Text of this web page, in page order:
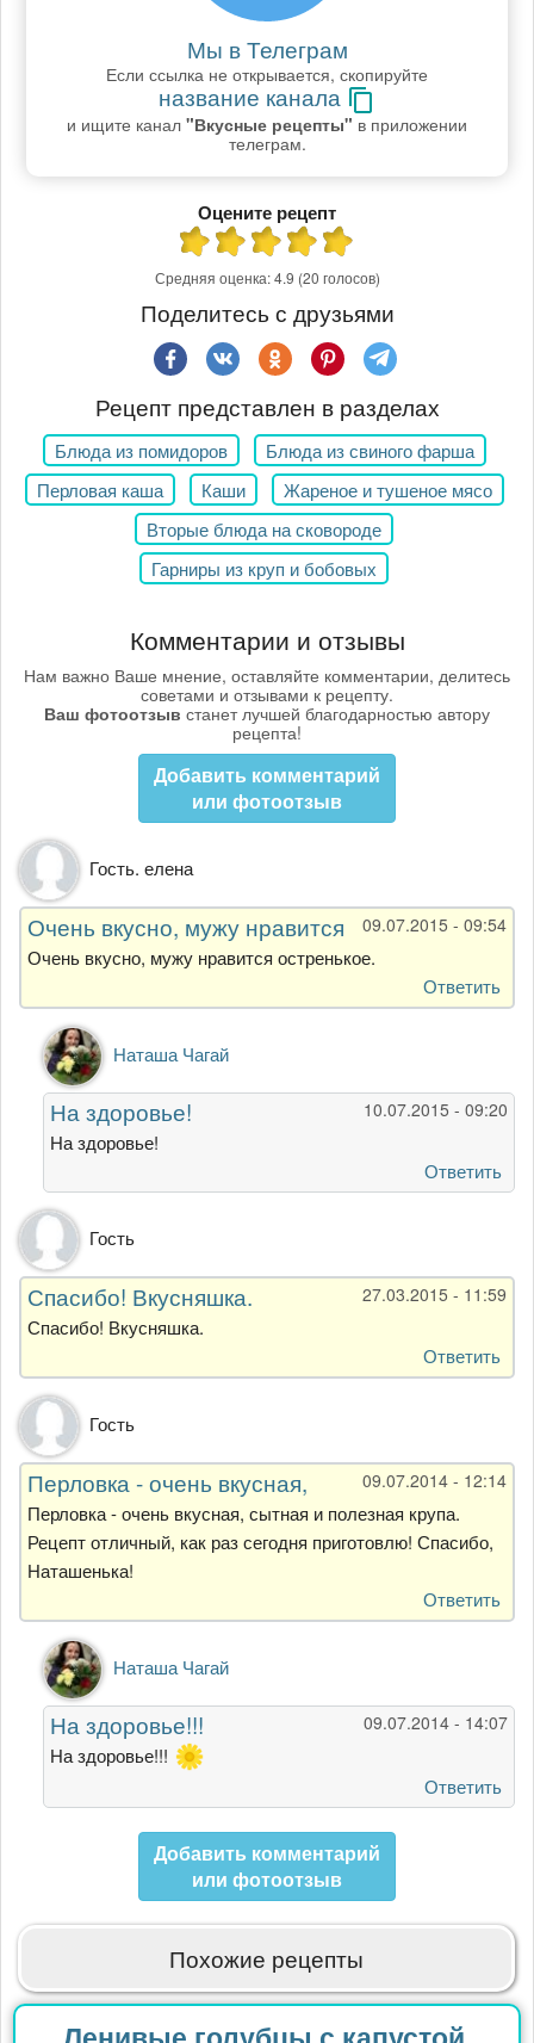
Мы в Телеграм
Если ссылка не открывается, скопируйте
название канала
и ищите канал "Вкусные рецепты" в приложении
телеграм.
Оцените рецепт
Средняя оценка:4.9 (20 голосов)
Поделитесь с друзьями
Рецепт представлен в разделах
Блюда из помидоров
Блюда из свиного фарша
Перловая каша
Каши
Жареное и тушеное мясо
Вторые блюда на сковороде
Гарниры из круп и бобовых
Комментарии и отзывы
Нам важно Ваше мнение, оставляйте комментарии, делитесь
советами и отзывами к рецепту.
Ваш фотоотзыв станет лучшей благодарностью автору
рецепта!
Добавить комментарий
или фотоотзыв
Гость. елена
09.07.2015 - 09:54
Очень вкусно, мужу нравится
Очень вкусно, мужу нравится остренькое.
Ответить
Ответ
на
Очень
вкусно,
мужу
от
Гость.
елена
Наташа Чагай
10.07.2015 - 09:20
На здоровье!
На здоровье!
Ответить
Гость
27.03.2015 - 11:59
Спасибо! Вкусняшка.
Спасибо! Вкусняшка.
Ответить
Гость
09.07.2014 - 12:14
Перловка - очень вкусная,
Перловка - очень вкусная, сытная и полезная крупа.
Рецепт отличный, как раз сегодня приготовлю! Спасибо,
Наташенька!
Ответить
Ответ
на
Перловка
очень
от
Наташа Чагай
09.07.2014 - 14:07
На здоровье!!!
На здоровье!!!
Ответить
Добавить комментарий
или фотоотзыв
Похожие рецепты